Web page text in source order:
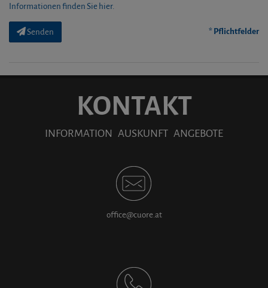
Informationen finden Sie hier.
Senden * Pflichtfelder
KONTAKT
INFORMATION AUSKUNFT ANGEBOTE
office@cuore.at